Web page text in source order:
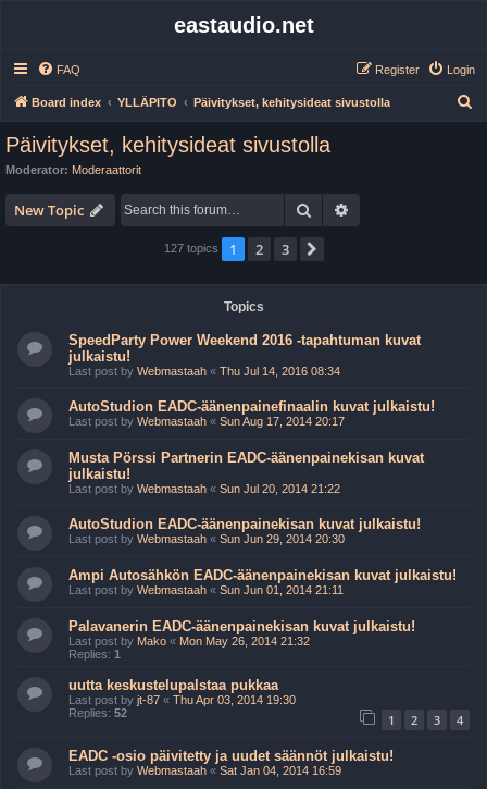
eastaudio.net
FAQ Login
Register
Board index YLLÄPITO Päivitykset, kehitysideat sivustolla
Päivitykset, kehitysideat sivustolla
Moderator: Moderaattorit
New Topic Search
127 topics 1 2 3
Topics
SpeedParty Power Weekend 2016 -tapahtuman kuvat
julkaistu!
Last post by Webmastaah « Thu Jul 14, 2016 08:34
AutoStudion EADC-äänenpainefinaalin kuvat julkaistu!
Last post by Webmastaah « Sun Aug 17, 2014 20:17
Musta Pörssi Partnerin EADC-äänenpainekisan kuvat
julkaistu!
Last post by Webmastaah « Sun Jul 20, 2014 21:22
AutoStudion EADC-äänenpainekisan kuvat julkaistu!
Last post by Webmastaah « Sun Jun 29, 2014 20:30
Ampi Autosähkön EADC-äänenpainekisan kuvat julkaistu!
Last post by Webmastaah « Sun Jun 01, 2014 21:11
Palavanerin EADC-äänenpainekisan kuvat julkaistu!
Last post by Mako « Mon May 26, 2014 21:32
Replies: 1
uutta keskustelupalstaa pukkaa
Last post by jt-87 « Thu Apr 03, 2014 19:30
Replies: 52 1 2 3 4
EADC -osio päivitetty ja uudet säännöt julkaistu!
Last post by Webmastaah « Sat Jan 04, 2014 16:59